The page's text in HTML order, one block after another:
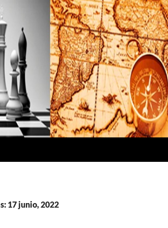
17 junio, 2022